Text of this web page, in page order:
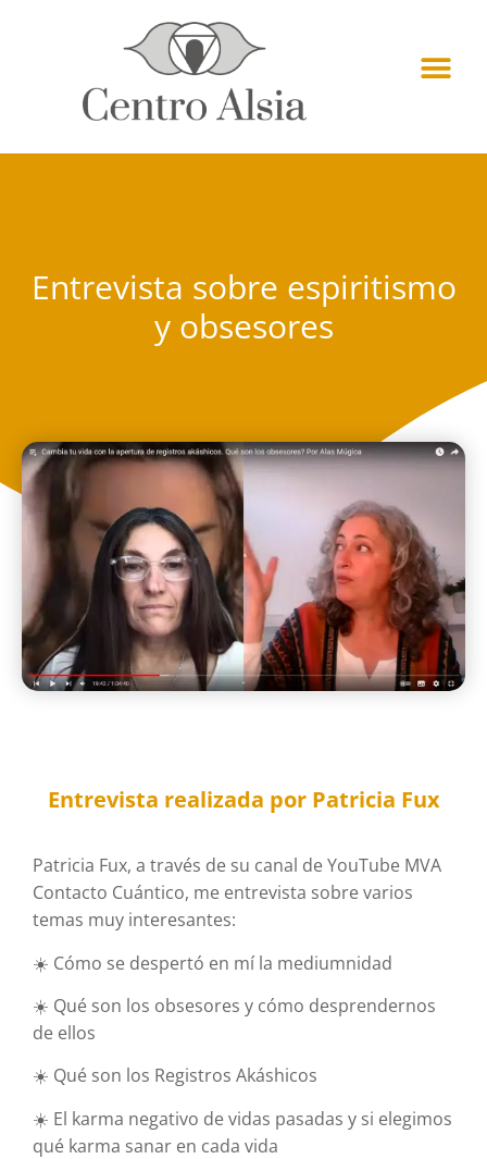
Entrevista sobre espiritismo
y obsesores
Entrevista realizada por Patricia Fux
Patricia Fux, a través de su canal de YouTube MVA
Contacto Cuántico, me entrevista sobre varios
temas muy interesantes:
☀️ Cómo se despertó en mí la mediumnidad
☀️ Qué son los obsesores y cómo desprendernos
de ellos
☀️ Qué son los Registros Akáshicos
☀️ El karma negativo de vidas pasadas y si elegimos
qué karma sanar en cada vida